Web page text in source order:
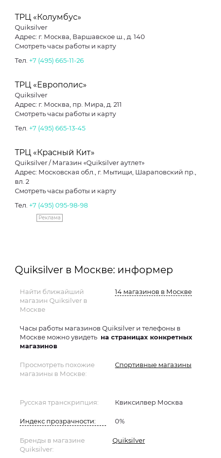
ТРЦ «Колумбус»
Quiksilver
Адрес: г. Москва, Варшавское ш., д. 140
Смотреть часы работы и карту
Тел. +7 (495) 665-11-26
ТРЦ «Европолис»
Quiksilver
Адрес: г. Москва, пр. Мира, д. 211
Смотреть часы работы и карту
Тел. +7 (495) 665-13-45
ТРЦ «Красный Кит»
Quiksilver / Магазин «Quiksilver аутлет»
Адрес: Московская обл., г. Мытищи, Шараповский пр.,
вл. 2
Смотреть часы работы и карту
Тел. +7 (495) 095-98-98
Реклама
Quiksilver в Москве: информер
Найти ближайший
магазин Quiksilver в
Москве
14 магазинов в Москве
Часы работы магазинов Quiksilver и телефоны в
Москве можно увидеть на страницах конкретных
магазинов
Просмотреть похожие
магазины в Москве:
Спортивные магазины
Русская транскрипция: Квиксилвер Москва
Индекс прозрачности: 0%
Бренды в магазине
Quiksilver:
Quiksilver